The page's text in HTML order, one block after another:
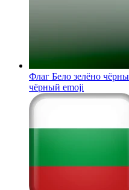
Флаг Бело зелёно
чёрный emoji